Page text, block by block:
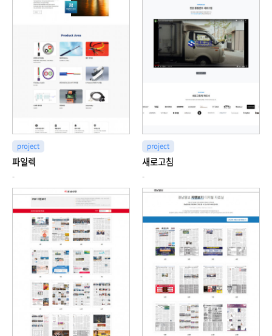
project
파일렉
-
project
새로고침
-